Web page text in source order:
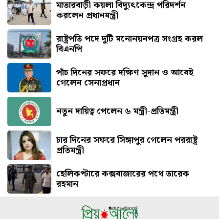
মাতারবাড়ী কয়লা বিদ্যুৎকেন্দ্র পরিদর্শন
করলেন প্রধানমন্ত্রী
রাষ্ট্রপতি পদে দুটি মনোনয়নপত্র সংগ্রহ করল
বিএনপি
পাঁচ দিনের সফরে দক্ষিণ সুদান ও আবেই
গেলেন সেনাপ্রধান
নতুন দায়িত্ব পেলেন ৬ মন্ত্রী-প্রতিমন্ত্রী
চার দিনের সফরে সিঙ্গাপুর গেলেন পররাষ্ট্র
প্রতিমন্ত্রী
হেলিকপ্টারে কক্সবাজারের পথে তারেক
রহমান